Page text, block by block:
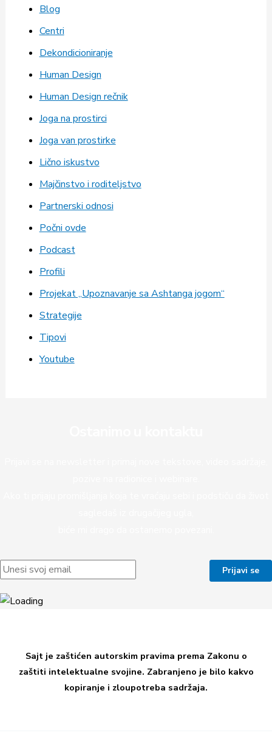
Blog
Centri
Dekondicioniranje
Human Design
Human Design rečnik
Joga na prostirci
Joga van prostirke
Lično iskustvo
Majčinstvo i roditeljstvo
Partnerski odnosi
Počni ovde
Podcast
Profili
Projekat „Upoznavanje sa Ashtanga jogom“
Strategije
Tipovi
Youtube
Sajt je zaštićen autorskim pravima prema Zakonu o
zaštiti intelektualne svojine. Zabranjeno je bilo kakvo
kopiranje i zloupotreba sadržaja.